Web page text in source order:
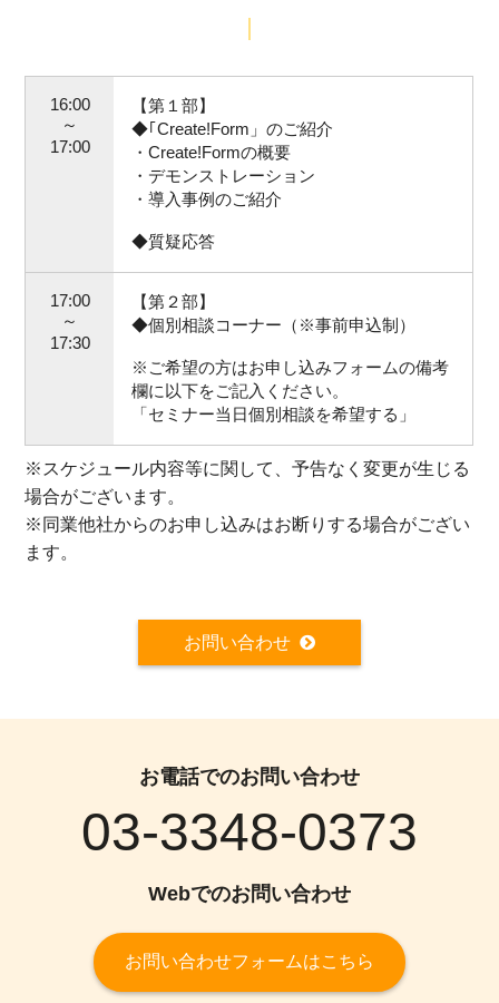
16:00
～
17:00
【第１部】
◆｢Create!Form」のご紹介
・Create!Formの概要
・デモンストレーション
・導入事例のご紹介
◆質疑応答
17:00
～
17:30
【第２部】
◆個別相談コーナー（※事前申込制）
※ご希望の方はお申し込みフォームの備考
欄に以下をご記入ください。
「セミナー当日個別相談を希望する」
※スケジュール内容等に関して、予告なく変更が生じる
場合がございます。
※同業他社からのお申し込みはお断りする場合がござい
ます。
お問い合わせ
お電話でのお問い合わせ
03-3348-0373
Webでのお問い合わせ
お問い合わせフォームはこちら